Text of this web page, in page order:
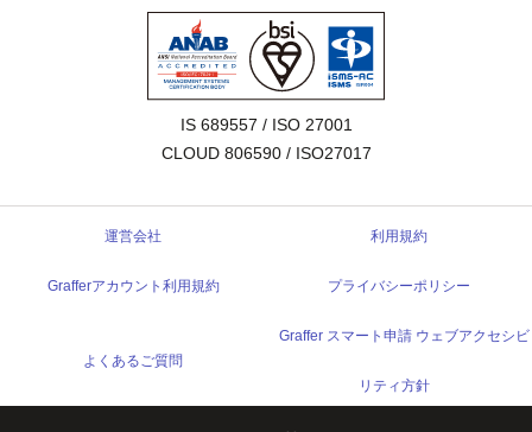
IS 689557 / ISO 27001
CLOUD 806590 / ISO27017
運営会社 利用規約
Grafferアカウント利用規約 プライバシーポリシー
よくあるご質問
Graffer スマート申請 ウェブアクセシビ
リティ方針